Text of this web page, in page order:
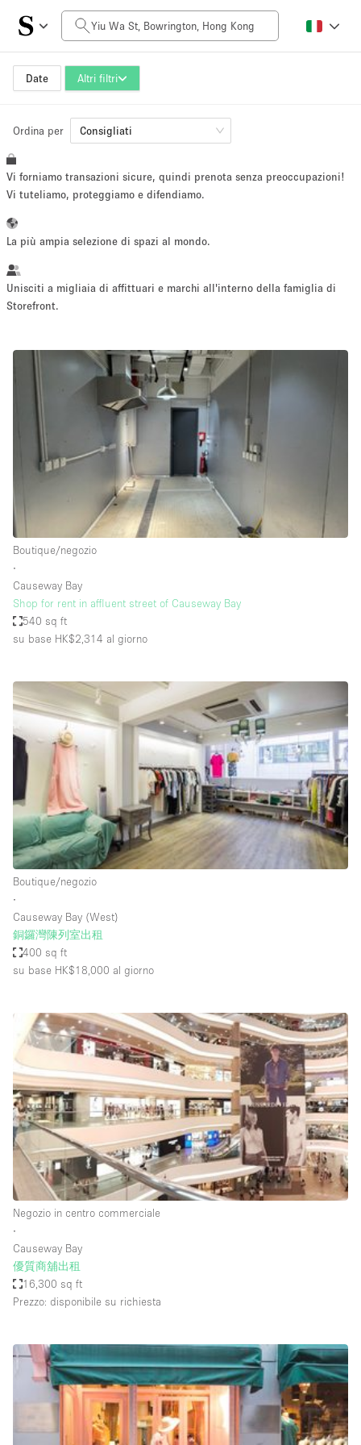
Date Altri filtri
Prezzo al giorno
HK$0
Dimensioni dello spazio
5000+ sq ft
~ 13 persone
artistico
Servizio
Conferenza Meeting Ufficio
Acquista Condividi
Appartamento/loft
Atelier / Laboratorio
Camion
Container
Fiera/festival
Galleria d'arte
Hall
Imbarcazione
Magazzino
Negozio in centro commerciale
Sala conferenze
Sala riunioni
Spazio creativo
Spazio hall
Spazio per Eventi
Spazio pubblicitario
Spazio unico
Stand / Bancarella
Stand / Chiosco / Stand
Studio fotografico / riprese
Uffici
Villa / Casa
Dotazioni dello spazio
Accesso per disabili
Ampia Porta d'Ingresso
Ordina per Consigliati
Vi forniamo transazioni sicure, quindi prenota senza preoccupazioni!
Vi tuteliamo, proteggiamo e difendiamo.
La più ampia selezione di spazi al mondo.
Unisciti a migliaia di affittuari e marchi all'interno della famiglia di
Storefront.
Boutique/negozio
∙
Causeway Bay
Shop for rent in affluent street of Causeway Bay
540 sq ft
su base HK$2,314 al giorno
Boutique/negozio
∙
Causeway Bay (West)
銅鑼灣陳列室出租
400 sq ft
su base HK$18,000 al giorno
Negozio in centro commerciale
∙
Causeway Bay
優質商舖出租
16,300 sq ft
Prezzo: disponibile su richiesta